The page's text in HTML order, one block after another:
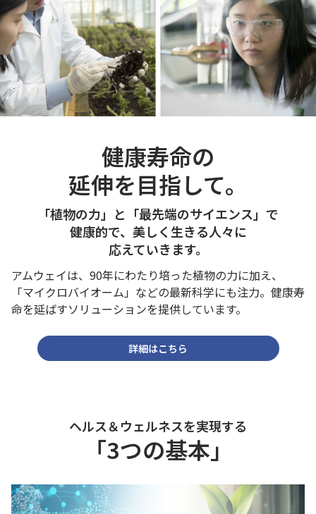
健康寿命の
延伸を目指して。
「植物の力」と「最先端のサイエンス」で
健康的で、 美しく生きる人々に
応えていきます。
アムウェイは、90年にわたり培った植物の力に加え、
「マイクロバイオーム」などの最新科学にも注力。健康寿
命を延ばすソリューションを提供しています。
詳細はこちら
ヘルス＆ウェルネスを実現する
「3つの基本」